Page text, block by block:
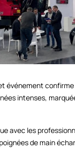
événement
intenses,
avec les
de main